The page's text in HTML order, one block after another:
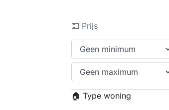
💵 Prijs
🏠 Type woning